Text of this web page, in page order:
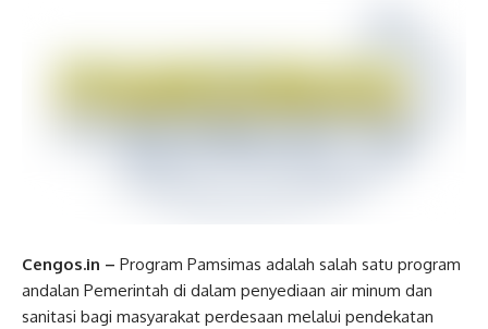
Cengos.in – Program Pamsimas adalah salah satu program
andalan Pemerintah di dalam penyediaan air minum dan
sanitasi bagi masyarakat perdesaan melalui pendekatan